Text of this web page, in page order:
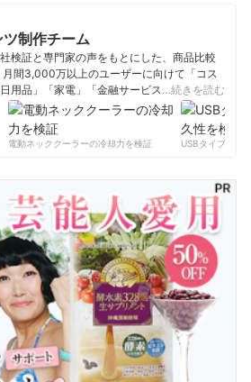
ツ制作チーム
検証と専門家の声をもとにした、商品比較
月間3,000万以上のユーザーに向けて「コス
用品」「家電」「金融サービス」まで、ベ
選んでもらうために、毎日コンテンツを制
ツ制作チームのプロフィール
…続きを読む
電動ネッククーラーの冷却力を検証
USBタイプCケー